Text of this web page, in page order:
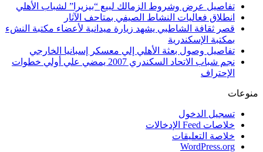
تفاصيل عرض وشروط الزمالك لبيع “بيزيرا” لشباب الأهلي
انطلاق فعاليات النشاط الصيفي بمتاحف الآثار
قصر ثقافة الشاطبي يشهد زيارة ميدانية لأعضاء مكتبة النشء
بمكتبة الإسكندرية
تفاصيل وصول بعثة الأهلي إلي معسكر إسبانيا الخارجي
نجم شباب الاتحاد السكندري 2007 يمضي علي أولي خطوات
الإحتراف
منوعات
تسجيل الدخول
خلاصات Feed الإدخالات
خلاصة التعليقات
WordPress.org